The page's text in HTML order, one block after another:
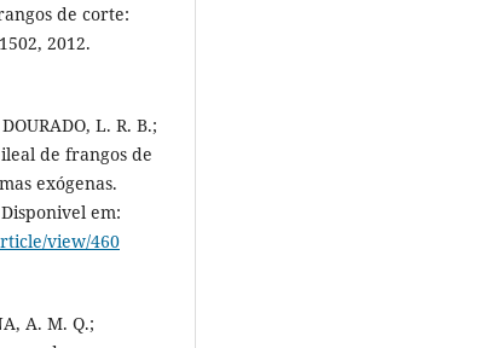
de corte:
2012.
L. R. B.;
de frangos de
exógenas.
em:
view/460
A. M. Q.;